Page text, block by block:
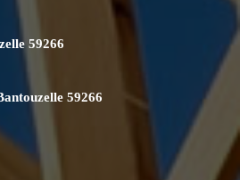
59266
59266